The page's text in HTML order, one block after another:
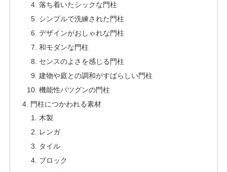
落ち着いたシックな門柱
シンプルで洗練された門柱
デザインがおしゃれな門柱
和モダンな門柱
センスのよさを感じる門柱
建物や庭との調和がすばらしい門柱
機能性バツグンの門柱
門柱につかわれる素材
木製
レンガ
タイル
ブロック